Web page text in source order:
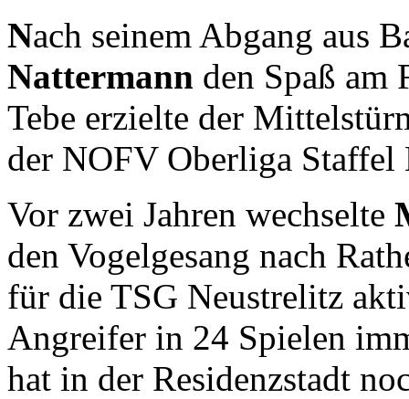
Nach seinem Abgang aus
Nattermann den Spaß am
Tebe erzielte der
der NOFV Oberliga Staffel
Vor zwei Jahren wechselte
den Vogelgesang nach
für die TSG Neustrelitz
Angreifer in 24 Spielen
hat in der Residenzstadt